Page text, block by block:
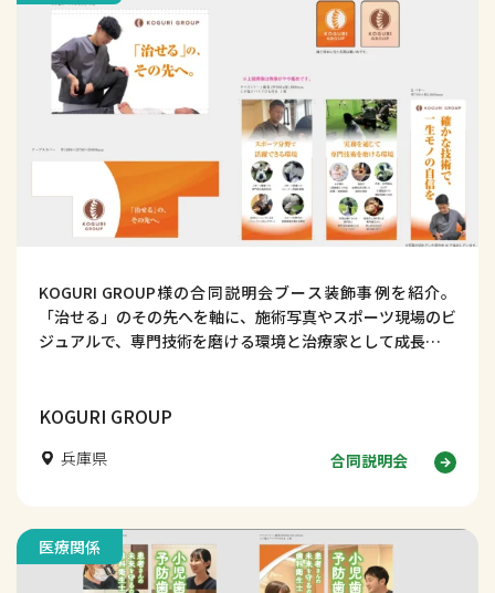
KOGURI GROUP様の合同説明会ブース装飾事例を紹介。
「治せる」のその先へを軸に、施術写真やスポーツ現場のビ
ジュアルで、専門技術を磨ける環境と治療家として成長でき
KOGURI GROUP
兵庫県 合同説明会
医療関係